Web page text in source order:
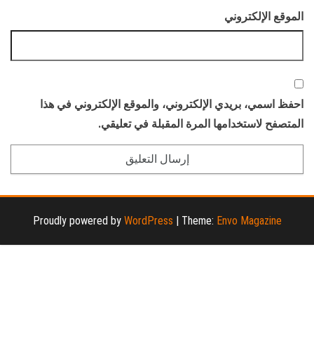
الموقع الإلكتروني
احفظ اسمي، بريدي الإلكتروني، والموقع الإلكتروني في هذا
المتصفح لاستخدامها المرة المقبلة في تعليقي.
Proudly powered by WordPress | Theme: Envo Magazine